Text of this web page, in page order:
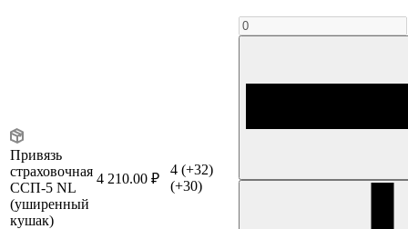
Привязь
страховочная
ССП-5 NL
(уширенный
кушак)
4 210.00 ₽
4 (+32)
(+30)